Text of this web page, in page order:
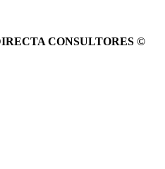
CONSULTORES ©